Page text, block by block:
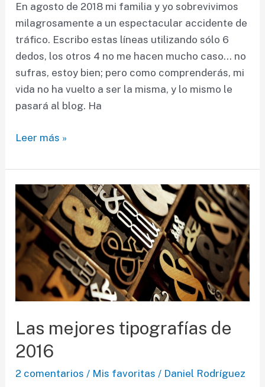
En agosto de 2018 mi familia y yo sobrevivimos
milagrosamente a un espectacular accidente de
tráfico. Escribo estas líneas utilizando sólo 6
dedos, los otros 4 no me hacen mucho caso… no
sufras, estoy bien; pero como comprenderás, mi
vida no ha vuelto a ser la misma, y lo mismo le
pasará al blog. Ha
Un
estrellado,
pero
un
tipo
con
suerte
Leer más »
Las mejores tipografías de
2016
2 comentarios / Mis favoritas / Daniel Rodríguez